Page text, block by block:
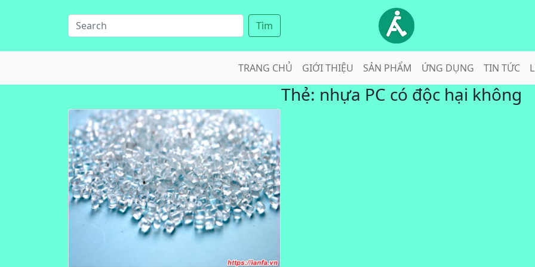
Tìm
TRANG CHỦ GIỚI THIỆU SẢN PHẨM ỨNG DỤNG TIN TỨC
Thẻ: nhựa PC có độc hại không